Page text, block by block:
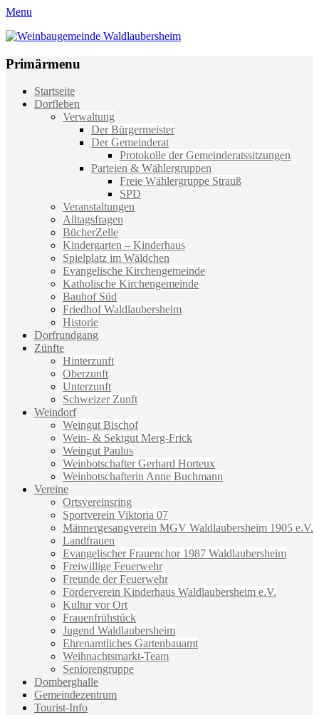
Menu
Weinbaugemeinde Waldlaubersheim
Primärmenu
Weiter
zum
Startseite
Dorfleben
Verwaltung
Der Bürgermeister
Der Gemeinderat
Protokolle der Gemeinderatssitzungen
Parteien & Wählergruppen
Freie Wählergruppe Strauß
SPD
Veranstaltungen
Alltagsfragen
BücherZelle
Kindergarten – Kinderhaus
Spielplatz im Wäldchen
Evangelische Kirchengemeinde
Katholische Kirchengemeinde
Bauhof Süd
Friedhof Waldlaubersheim
Historie
Dorfrundgang
Zünfte
Hinterzunft
Oberzunft
Unterzunft
Schweizer Zunft
Weindorf
Weingut Bischof
Wein- & Sektgut Merg-Frick
Weingut Paulus
Weinbotschafter Gerhard Horteux
Weinbotschafterin Anne Buchmann
Vereine
Ortsvereinsring
Sportverein Viktoria 07
Männergesangverein MGV Waldlaubersheim 1905 e.V.
Landfrauen
Evangelischer Frauenchor 1987 Waldlaubersheim
Freiwillige Feuerwehr
Freunde der Feuerwehr
Förderverein Kinderhaus Waldlaubersheim e.V.
Kultur vor Ort
Frauenfrühstück
Jugend Waldlaubersheim
Ehrenamtliches Gartenbauamt
Weihnachtsmarkt-Team
Seniorengruppe
Domberghalle
Gemeindezentrum
Tourist-Info